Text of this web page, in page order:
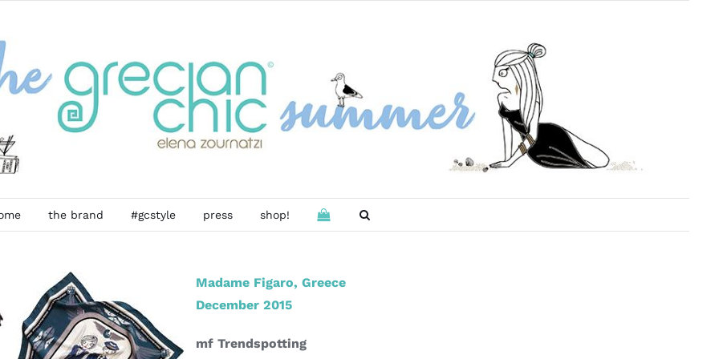
the brand #gcstyle press shop!
Madame Figaro, Greece
December 2015
mf Trendspotting